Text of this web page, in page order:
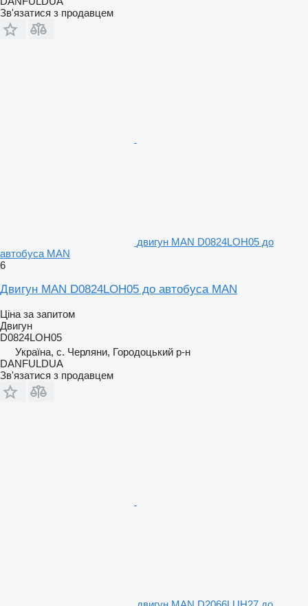
Зв'язатися з продавцем
двигун MAN D0824LOH05 до
автобуса MAN
6
Двигун MAN D0824LOH05 до автобуса MAN
Ціна за запитом
Двигун
D0824LOH05
Україна, с. Черляни, Городоцький р-н
DANFULDUA
Зв'язатися з продавцем